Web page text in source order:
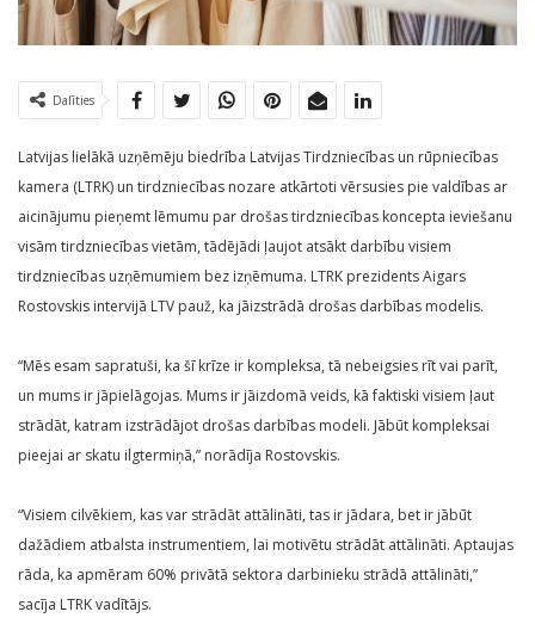
Dalīties
Latvijas lielākā uzņēmēju biedrība Latvijas Tirdzniecības un rūpniecības
kamera (LTRK) un tirdzniecības nozare atkārtoti vērsusies pie valdības ar
aicinājumu pieņemt lēmumu par drošas tirdzniecības koncepta ieviešanu
visām tirdzniecības vietām, tādējādi ļaujot atsākt darbību visiem
tirdzniecības uzņēmumiem bez izņēmuma. LTRK prezidents Aigars
Rostovskis intervijā LTV pauž, ka jāizstrādā drošas darbības modelis.
“Mēs esam sapratuši, ka šī krīze ir kompleksa, tā nebeigsies rīt vai parīt,
un mums ir jāpielāgojas. Mums ir jāizdomā veids, kā faktiski visiem ļaut
strādāt, katram izstrādājot drošas darbības modeli. Jābūt kompleksai
pieejai ar skatu ilgtermiņā,” norādīja Rostovskis.
“Visiem cilvēkiem, kas var strādāt attālināti, tas ir jādara, bet ir jābūt
dažādiem atbalsta instrumentiem, lai motivētu strādāt attālināti. Aptaujas
rāda, ka apmēram 60% privātā sektora darbinieku strādā attālināti,”
sacīja LTRK vadītājs.